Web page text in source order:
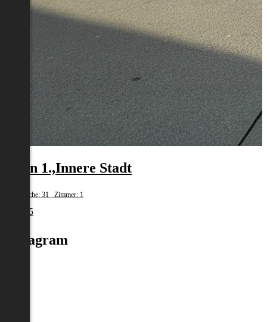
Wien 1.,Innere Stadt
Wohnfläche: 31 Zimmer: 1
€ 1.245
Instagram